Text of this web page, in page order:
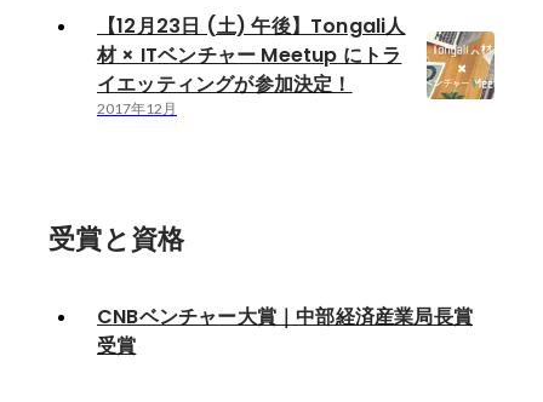
【12月23日 (土) 午後】Tongali人
材 × ITベンチャー Meetup にトラ
イエッティングが参加決定！
2017年12月
受賞と資格
CNBベンチャー大賞｜中部経済産業局長賞
受賞